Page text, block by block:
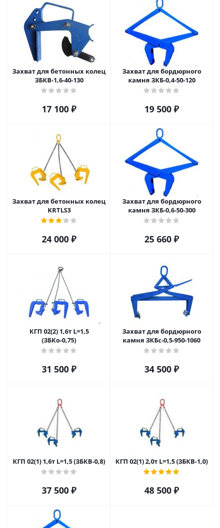
Захват для бетонных колец
ЗБКВ-1,6-40-130
17 100 ₽
Захват для бордюрного
камня ЗКБ-0,4-50-120
19 500 ₽
Захват для бетонных колец
KRTLS3
24 000 ₽
Захват для бордюрного
камня ЗКБ-0,6-50-300
25 660 ₽
КГП 02(2) 1,6т L=1,5
(ЗБКо-0,75)
31 500 ₽
Захват для бордюрного
камня ЗКБс-0,5-950-1060
34 500 ₽
КГП 02(1) 1,6т L=1,5 (ЗБКВ-0,8)
37 500 ₽
КГП 02(1) 2,0т L=1,5 (ЗБКВ-1,0)
48 500 ₽